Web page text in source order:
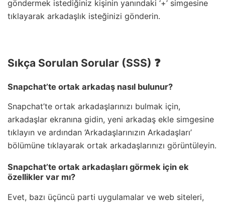
göndermek istediğiniz kişinin yanındaki ‘+’ simgesine
tıklayarak arkadaşlık isteğinizi gönderin.
Sıkça Sorulan Sorular (SSS) ❓
Snapchat’te ortak arkadaş nasıl bulunur?
Snapchat’te ortak arkadaşlarınızı bulmak için,
arkadaşlar ekranına gidin, yeni arkadaş ekle simgesine
tıklayın ve ardından ‘Arkadaşlarınızın Arkadaşları’
bölümüne tıklayarak ortak arkadaşlarınızı görüntüleyin.
Snapchat’te ortak arkadaşları görmek için ek
özellikler var mı?
Evet, bazı üçüncü parti uygulamalar ve web siteleri,